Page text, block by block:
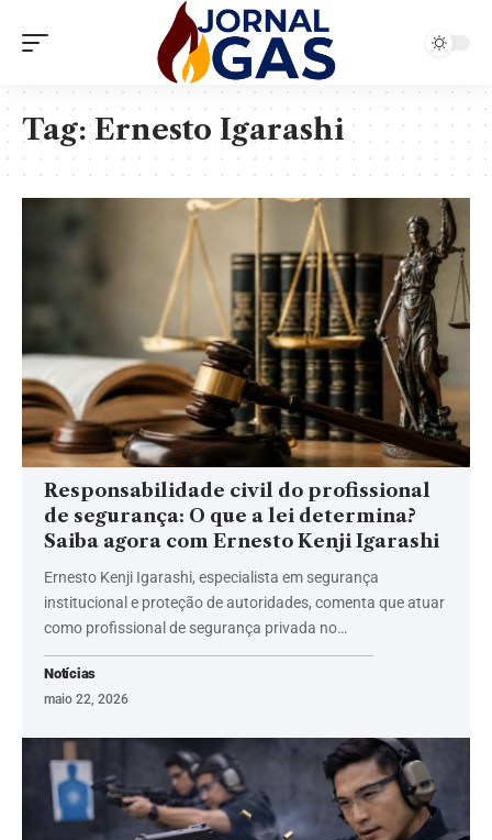
Tag:Ernesto Igarashi
Responsabilidade civil do profissional
de segurança: O que a lei determina?
Saiba agora com Ernesto Kenji Igarashi
Ernesto Kenji Igarashi, especialista em segurança
institucional e proteção de autoridades, comenta que atuar
como profissional de segurança privada no…
Notícias
maio 22, 2026